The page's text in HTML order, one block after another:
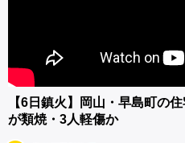
【6日鎮火】岡山・早島町の
が類焼・3人軽傷か